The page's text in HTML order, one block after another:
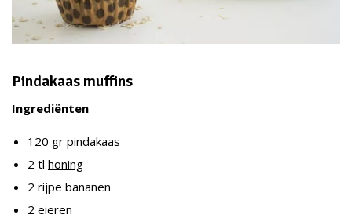
Pindakaas muffins
Ingrediënten
120 gr pindakaas
2 tl honing
2 rijpe bananen
2 eieren